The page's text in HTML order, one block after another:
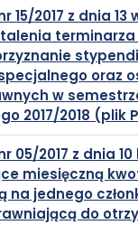
15/2017 z dnia 13
oraz
w
2017/2018 (plik
05/2017 z dnia
miesięczną
na jednego
do